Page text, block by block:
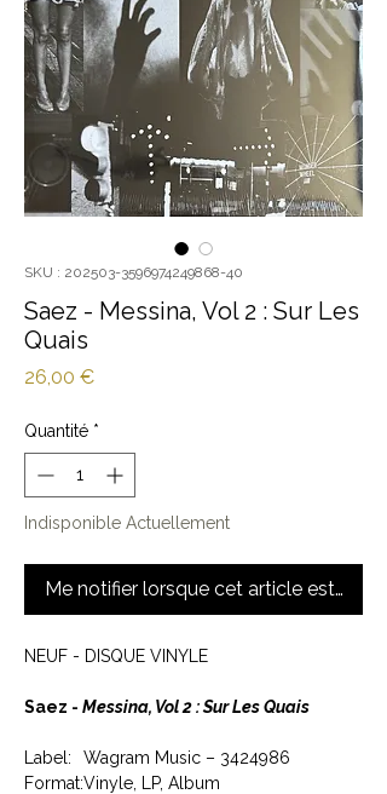
SKU : 202503-3596974249868-40
Saez - Messina, Vol 2 : Sur Les
Quais
26,00 €Prix
Quantité *
Indisponible Actuellement
Me notifier lorsque cet article est
NEUF - DISQUE VINYLE
Saez - Messina, Vol 2 : Sur Les Quais
Label:
Wagram Music – 3424986
Format:Vinyle, LP, Album